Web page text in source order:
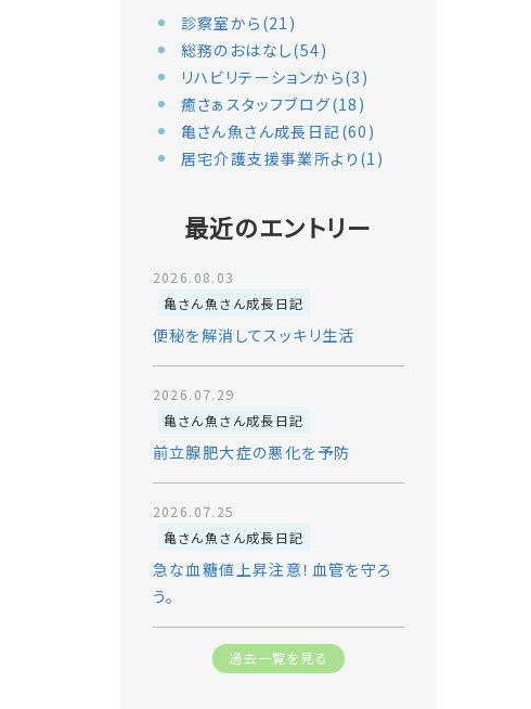
診察室から(21)
総務のおはなし(54)
リハビリテーションから(3)
癒さぁスタッフブログ(18)
亀さん魚さん成長日記(60)
居宅介護支援事業所より(1)
最近のエントリー
2026.08.03
亀さん魚さん成長日記
便秘を解消してスッキリ生活
2026.07.29
亀さん魚さん成長日記
前立腺肥大症の悪化を予防
2026.07.25
亀さん魚さん成長日記
急な血糖値上昇注意！血管を守ろ
う。
過去一覧を見る